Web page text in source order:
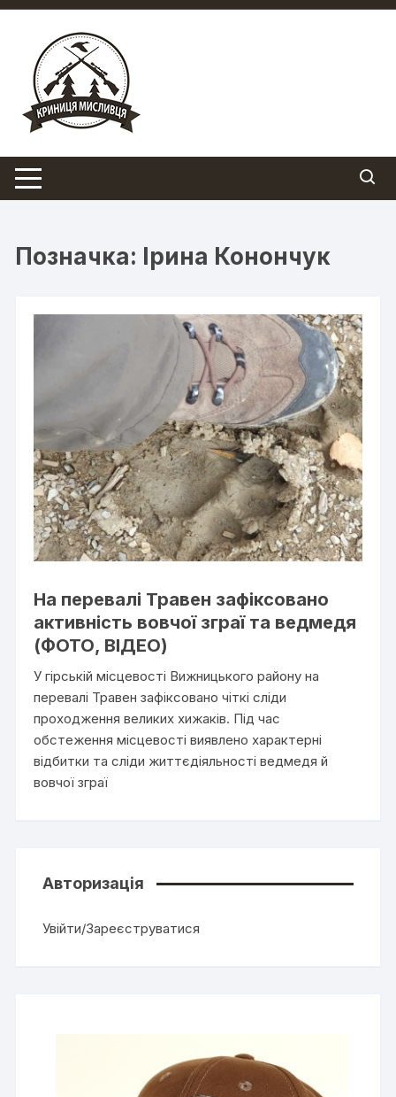
Перейти
вмісту
Позначка: Ірина Конончук
На перевалі Травен зафіксовано
активність вовчої зграї та ведмедя
(ФОТО, ВІДЕО)
У гірській місцевості Вижницького району на
перевалі Травен зафіксовано чіткі сліди
проходження великих хижаків. Під час
обстеження місцевості виявлено характерні
відбитки та сліди життєдіяльності ведмедя й
вовчої зграї
Авторизація
Увійти/Зареєструватися